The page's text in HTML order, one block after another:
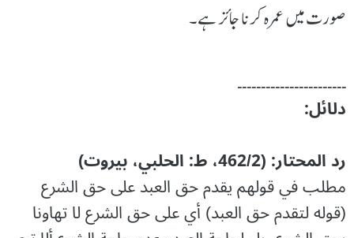
صورت میں عمرہ کرنا جائز ہے۔
۔۔۔۔۔۔۔۔۔۔۔۔۔۔۔۔۔۔۔۔۔۔۔
دلائل:
رد المحتار: (462/2، ط: الحلبي، بيروت)
مطلب في قولهم يقدم حق العبد على حق الشرع
(قوله لتقدم حق العبد) أي على حق الشرع لا تهاونا